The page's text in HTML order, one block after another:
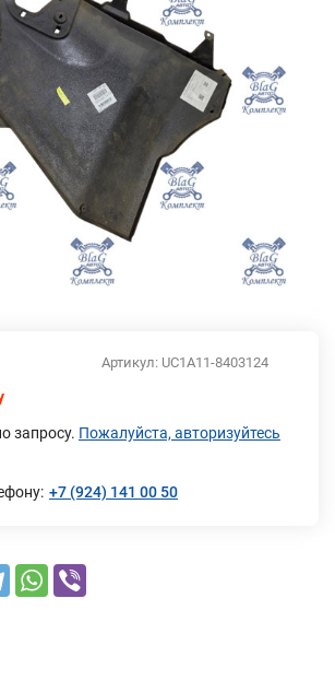
Артикул: UC1A11-8403124
запросу. Пожалуйста, авторизуйтесь
+7 (924) 141 00 50